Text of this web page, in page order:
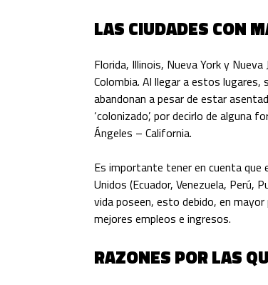
LAS CIUDADES CON
Florida, Illinois, Nueva Yorky Nueva
Colombia. Al llegar a estos
abandonan a pesar de estar
‘colonizado’, por decirlo de
Ángeles – California.
Es importante tener en cuenta
Unidos (Ecuador, Venezuela, Perú,
vida poseen, esto debido, en
mejores empleos e ingresos.
RAZONES POR LAS